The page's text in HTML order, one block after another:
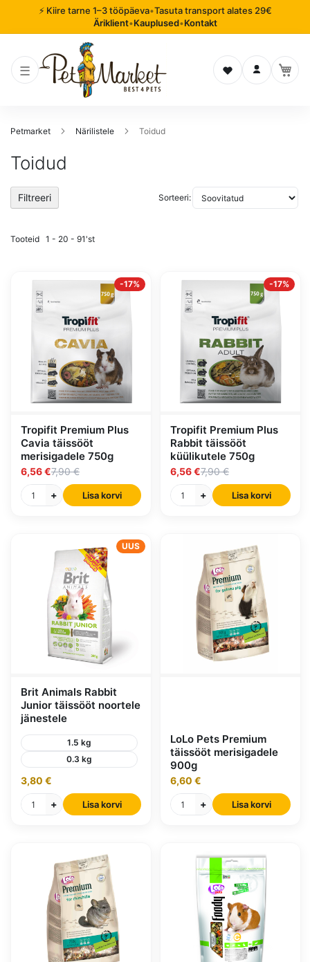
⚡ Kiire tarne 1–3 tööpäeva•Tasuta transport alates 29€
Äriklient•Kauplused•Kontakt
Soovinimekiri
Logi sisse
Petmarket Närilistele Toidud
Toidud
Tooteid 1 - 20 - 91'st
Sorteeri:
-17%
Tropifit Premium Plus
Cavia täissööt
merisigadele 750g
6,56 €7,90 €
+
Lisa korvi
-17%
Tropifit Premium Plus
Rabbit täissööt
küülikutele 750g
6,56 €7,90 €
+
Lisa korvi
UUS
Brit Animals Rabbit
Junior täissööt noortele
jänestele
1.5 kg
0.3 kg
3,80 €
+
Lisa korvi
LoLo Pets Premium
täissööt merisigadele
900g
6,60 €
+
Lisa korvi
Filtreeri